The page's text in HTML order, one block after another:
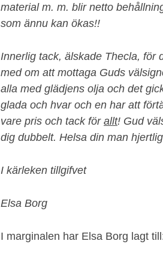
material m. m. blir netto
som ännu kan ökas!!
Innerlig tack, älskade Thecla, för
med om att mottaga Guds
alla med glädjens olja och det
glada och hvar och en har att
vare pris och tack för allt! Gud
dig dubbelt. Helsa din man
I kärleken tillgifvet
Elsa Borg
I marginalen har Elsa Borg lagt